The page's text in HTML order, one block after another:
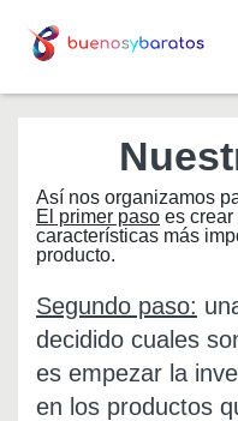
Así nos organizamos
El primer paso es
características más
producto.
Segundo paso:
decidido cuales
es empezar la
en los productos